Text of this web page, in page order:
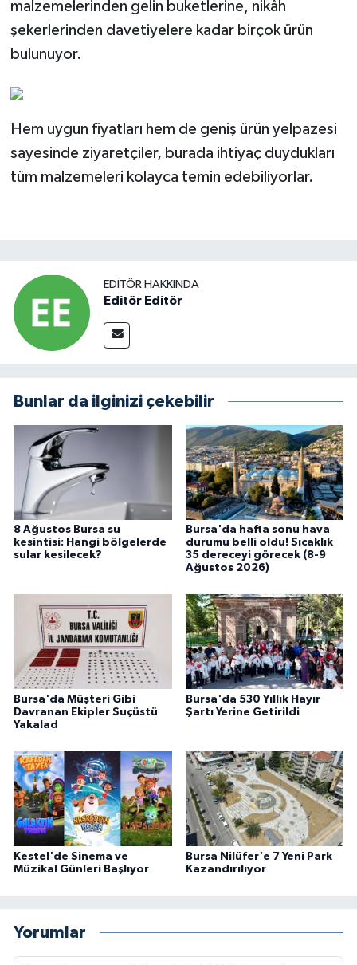
malzemelerinden gelin buketlerine, nikâh
şekerlerinden davetiyelere kadar birçok ürün
bulunuyor.
Hem uygun fiyatları hem de geniş ürün yelpazesi
sayesinde ziyaretçiler, burada ihtiyaç duydukları
tüm malzemeleri kolayca temin edebiliyorlar.
EDITÖR HAKKINDA
Editör Editör
Bunlar da ilginizi çekebilir
8 Ağustos Bursa su
kesintisi: Hangi bölgelerde
sular kesilecek?
Bursa'da hafta sonu hava
durumu belli oldu! Sıcaklık
35 dereceyi görecek (8-9
Ağustos 2026)
Bursa'da Müşteri Gibi
Davranan Ekipler Suçüstü
Yakalad
Bursa'da 530 Yıllık Hayır
Şartı Yerine Getirildi
Kestel'de Sinema ve
Müzikal Günleri Başlıyor
Bursa Nilüfer'e 7 Yeni Park
Kazandırılıyor
Yorumlar